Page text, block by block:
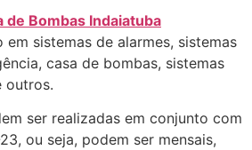
de Bombas Indaiatuba
em sistemas de alarmes, sistemas
casa de bombas, sistemas
outros.
ser realizadas em conjunto com
ou seja, podem ser mensais,